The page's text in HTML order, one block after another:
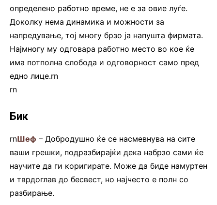
определено работно време, не е за овие луѓе.
Доколку нема динамика и можности за
напредување, тој многу брзо ја напушта фирмата.
Најмногу му одговара работно место во кое ќе
има потполна слобода и одговорност само пред
едно лице.rn
rn
Бик
rnШеф – Добродушно ќе се насмевнува на сите
ваши грешки, подразбирајќи дека набрзо сами ќе
научите да ги коригирате. Може да биде намуртен
и тврдоглав до бесвест, но најчесто е полн со
разбирање.